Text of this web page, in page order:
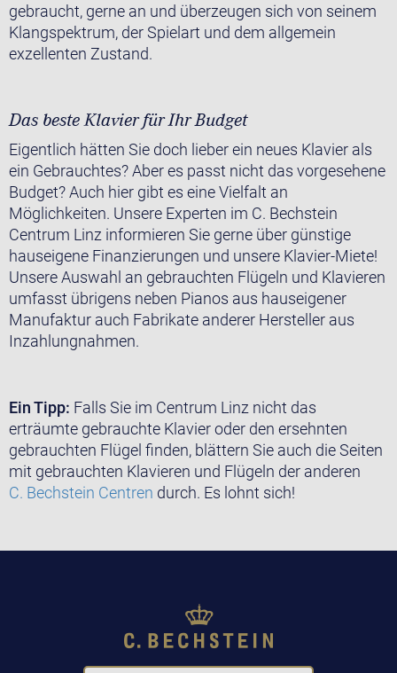
gebraucht, gerne an und überzeugen sich von seinem
Klangspektrum, der Spielart und dem allgemein
exzellenten Zustand.
Das beste Klavier für Ihr Budget
Eigentlich hätten Sie doch lieber ein neues Klavier als
ein Gebrauchtes? Aber es passt nicht das vorgesehene
Budget? Auch hier gibt es eine Vielfalt an
Möglichkeiten. Unsere Experten im C. Bechstein
Centrum Linz informieren Sie gerne über günstige
hauseigene Finanzierungen und unsere Klavier-Miete!
Unsere Auswahl an gebrauchten Flügeln und Klavieren
umfasst übrigens neben Pianos aus hauseigener
Manufaktur auch Fabrikate anderer Hersteller aus
Inzahlungnahmen.
Ein Tipp: Falls Sie im Centrum Linz nicht das
erträumte gebrauchte Klavier oder den ersehnten
gebrauchten Flügel finden, blättern Sie auch die Seiten
mit gebrauchten Klavieren und Flügeln der anderen
C. Bechstein Centren durch. Es lohnt sich!